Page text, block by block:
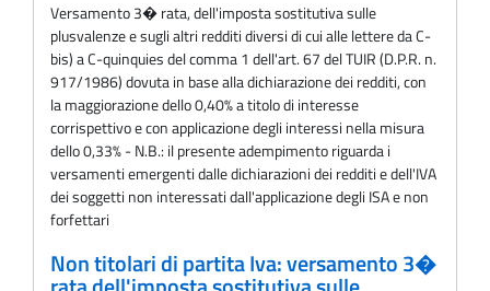
Versamento 3� rata, dell'imposta sostitutiva sulle
plusvalenze e sugli altri redditi diversi di cui alle lettere da C-
bis) a C-quinquies del comma 1 dell'art. 67 del TUIR (D.P.R. n.
917/1986) dovuta in base alla dichiarazione dei redditi, con
la maggiorazione dello 0,40% a titolo di interesse
corrispettivo e con applicazione degli interessi nella misura
dello 0,33% - N.B.: il presente adempimento riguarda i
versamenti emergenti dalle dichiarazioni dei redditi e dell'IVA
dei soggetti non interessati dall'applicazione degli ISA e non
forfettari
Non titolari di partita Iva: versamento 3�